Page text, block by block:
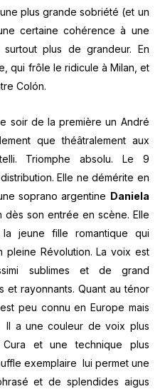
plus grande sobriété (et un
certaine cohérence à une
plus de grandeur. En
qui frôle le ridicule à Milan, et
Colón.
soir de la première un André
que théâtralement aux
Triomphe absolu. Le 9
Elle ne démérite en
soprano argentine Daniela
dès son entrée en scène. Elle
jeune fille romantique qui
pleine Révolution. La voix est
sublimes et de grand
et rayonnants. Quant au ténor
peu connu en Europe mais
Il a une couleur de voix plus
et une technique plus
exemplaire lui permet une
et de splendides aigus